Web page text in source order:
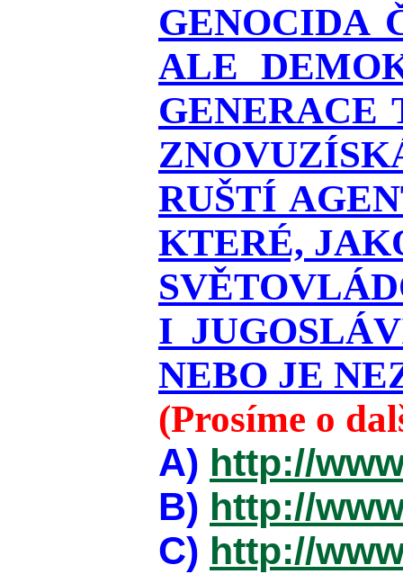
GENOCIDA
ALE
RUŠTÍ
KTERÉ,
I
NEBO JE
(Prosíme o
A) http://
B) http://
C) http://